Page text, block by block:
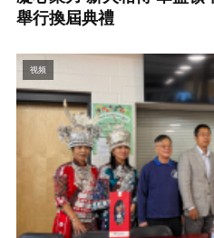
舉行換屆典禮
视频